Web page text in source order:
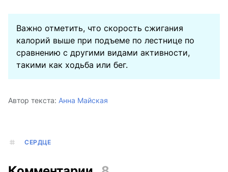
Важно отметить, что скорость сжигания
калорий выше при подъеме по лестнице по
сравнению с другими видами активности,
такими как ходьба или бег.
Автор текста: Анна Майская
СЕРДЦЕ